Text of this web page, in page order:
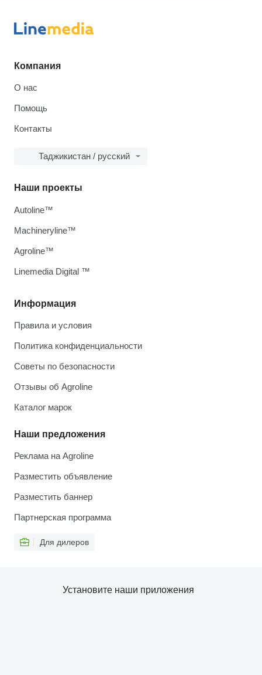
Компания
О нас
Помощь
Контакты
Таджикистан / русский
Информация
Правила и условия
Политика конфиденциальности
Советы по безопасности
Отзывы об Agroline
Каталог марок
Наши предложения
Реклама на Agroline
Разместить объявление
Разместить баннер
Партнерская программа
Для дилеров
Наши проекты
Autoline™
Machineryline™
Agroline™
Linemedia Digital ™
Установите наши приложения